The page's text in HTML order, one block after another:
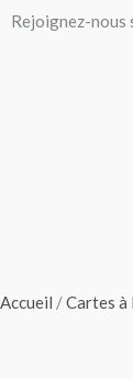
Aller
Rejoignez-nous
Accueil /Cartes à